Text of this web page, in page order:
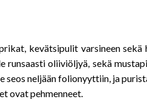
kevätsipulit varsineen
runsaasti oliiviöljyä, sekä
seos neljään folionyyttiin, ja
ovat pehmenneet.